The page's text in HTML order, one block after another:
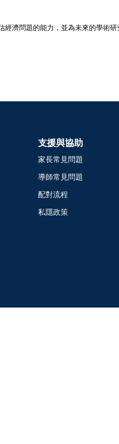
濟問題的能力，並為未來的學術
支援與協助
家長常見問題
導師常見問題
配對流程
私隱政策